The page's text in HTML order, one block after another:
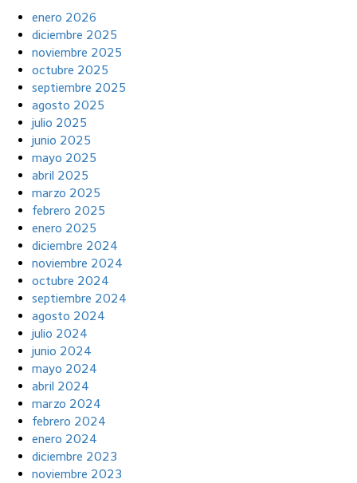
enero 2026
diciembre 2025
noviembre 2025
octubre 2025
septiembre 2025
agosto 2025
julio 2025
junio 2025
mayo 2025
abril 2025
marzo 2025
febrero 2025
enero 2025
diciembre 2024
noviembre 2024
octubre 2024
septiembre 2024
agosto 2024
julio 2024
junio 2024
mayo 2024
abril 2024
marzo 2024
febrero 2024
enero 2024
diciembre 2023
noviembre 2023